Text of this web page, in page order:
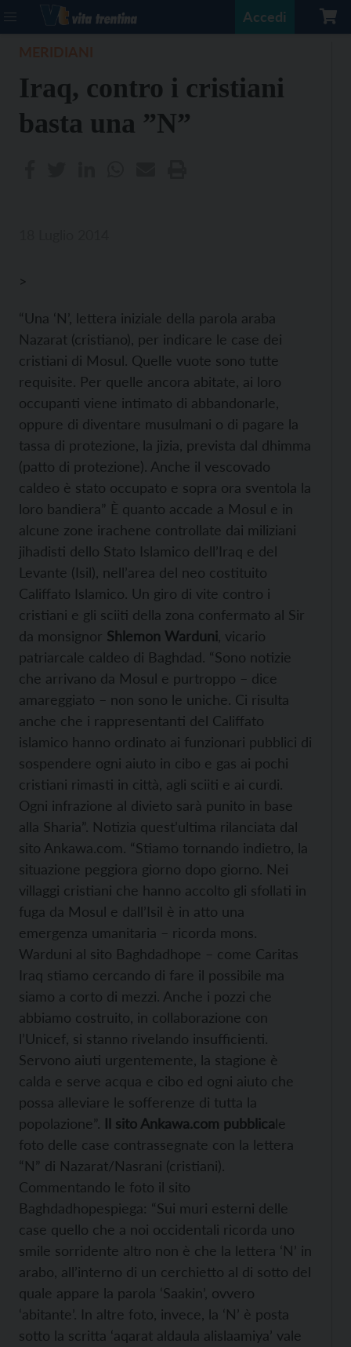
Accedi
Iraq, contro i cristiani
basta una ”N”
>
“Una ‘N’, lettera iniziale della parola araba
Nazarat (cristiano), per indicare le case dei
cristiani di Mosul. Quelle vuote sono tutte
requisite. Per quelle ancora abitate, ai loro
occupanti viene intimato di abbandonarle,
oppure di diventare musulmani o di pagare la
tassa di protezione, la jizia, prevista dal dhimma
(patto di protezione). Anche il vescovado
caldeo è stato occupato e sopra ora sventola la
loro bandiera” È quanto accade a Mosul e in
alcune zone irachene controllate dai miliziani
jihadisti dello Stato Islamico dell’Iraq e del
Levante (Isil), nell’area del neo costituito
Califfato Islamico. Un giro di vite contro i
cristiani e gli sciiti della zona confermato al Sir
da monsignor Shlemon Warduni , vicario
patriarcale caldeo di Baghdad. “Sono notizie
che arrivano da Mosul e purtroppo – dice
amareggiato – non sono le uniche. Ci risulta
anche che i rappresentanti del Califfato
islamico hanno ordinato ai funzionari pubblici di
sospendere ogni aiuto in cibo e gas ai pochi
cristiani rimasti in città, agli sciiti e ai curdi.
Ogni infrazione al divieto sarà punito in base
alla Sharia”. Notizia quest’ultima rilanciata dal
sito Ankawa.com. “Stiamo tornando indietro, la
situazione peggiora giorno dopo giorno. Nei
villaggi cristiani che hanno accolto gli sfollati in
fuga da Mosul e dall’Isil è in atto una
emergenza umanitaria – ricorda mons.
Warduni al sito Baghdadhope – come Caritas
Iraq stiamo cercando di fare il possibile ma
siamo a corto di mezzi. Anche i pozzi che
abbiamo costruito, in collaborazione con
l’Unicef, si stanno rivelando insufficienti.
Servono aiuti urgentemente, la stagione è
calda e serve acqua e cibo ed ogni aiuto che
possa alleviare le sofferenze di tutta la
popolazione”. Il sito Ankawa.com pubblicale
foto delle case contrassegnate con la lettera
“N” di Nazarat/Nasrani (cristiani).
Commentando le foto il sito
Baghdadhopespiega: “Sui muri esterni delle
case quello che a noi occidentali ricorda uno
smile sorridente altro non è che la lettera ‘N’ in
arabo, all’interno di un cerchietto al di sotto del
quale appare la parola ‘Saakin’, ovvero
‘abitante’. In altre foto, invece, la ‘N’ è posta
sotto la scritta ‘aqarat aldaula alislaamiya’ vale